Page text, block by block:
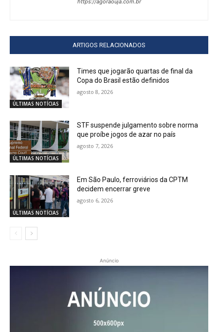
ARTIGOS RELACIONADOS
ÚLTIMAS NOTÍCIAS
Times que jogarão quartas de final da
Copa do Brasil estão definidos
agosto 8, 2026
ÚLTIMAS NOTÍCIAS
STF suspende julgamento sobre norma
que proíbe jogos de azar no país
agosto 7, 2026
ÚLTIMAS NOTÍCIAS
Em São Paulo, ferroviários da CPTM
decidem encerrar greve
agosto 6, 2026
Anúncio